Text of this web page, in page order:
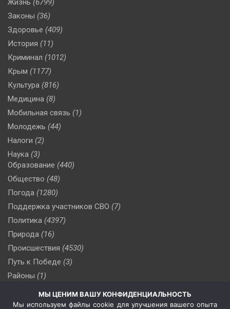
Жизнь (6799)
Законы (36)
Здоровье (409)
История (11)
Криминал (1012)
Крым (1177)
Культура (816)
Медицина (8)
Мобильная связь (1)
Молодежь (44)
Налоги (2)
Наука (3)
Образование (440)
Общество (48)
Погода (1280)
Поддержка участников СВО (7)
Политика (4397)
Природа (16)
Происшествия (4530)
Путь к Победе (3)
Районы (1)
(510)
Сельское хозяйство (3)
МЫ ЦЕНИМ ВАШУ КОНФИДЕНЦИАЛЬНОСТЬ
Мы используем файлы cookie для улучшения вашего опыта